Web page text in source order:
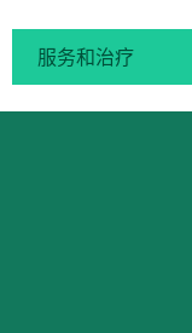
服务和治疗